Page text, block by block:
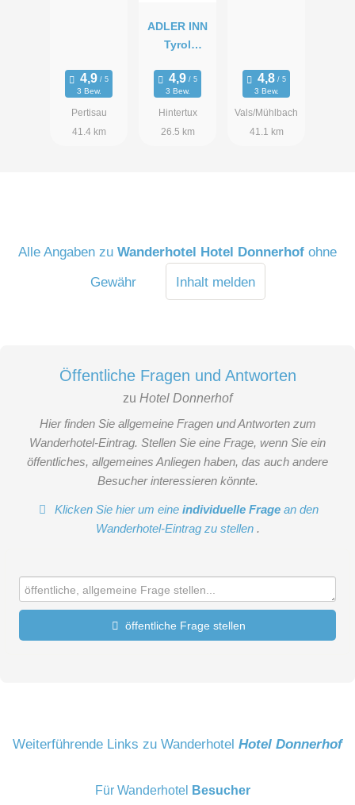
3 Bew.
Pertisau
41.4 km
ADLER INN
Tyrol
Resort
3 Bew.
Hintertux
26.5 km
3 Bew.
Vals/Mühlbach
41.1 km
Alle Angaben zuWanderhotel Hotel Donnerhof ohne
Gewähr
Inhalt melden
Öffentliche Fragen und Antworten
zu Hotel Donnerhof
Hier finden Sie allgemeine Fragen und Antworten zum
Wanderhotel-Eintrag. Stellen Sie eine Frage, wenn Sie ein
öffentliches, allgemeines Anliegen haben, das auch andere
Besucher interessieren könnte.
Klicken Sie hier um eineindividuelle Frage an den
Wanderhotel-Eintrag zu stellen .
öffentliche Frage stellen
E-Mail-Adresse (wird nicht veröffentlicht)
Weiterführende Links zu Wanderhotel Hotel Donnerhof
Für Wanderhotel Besucher